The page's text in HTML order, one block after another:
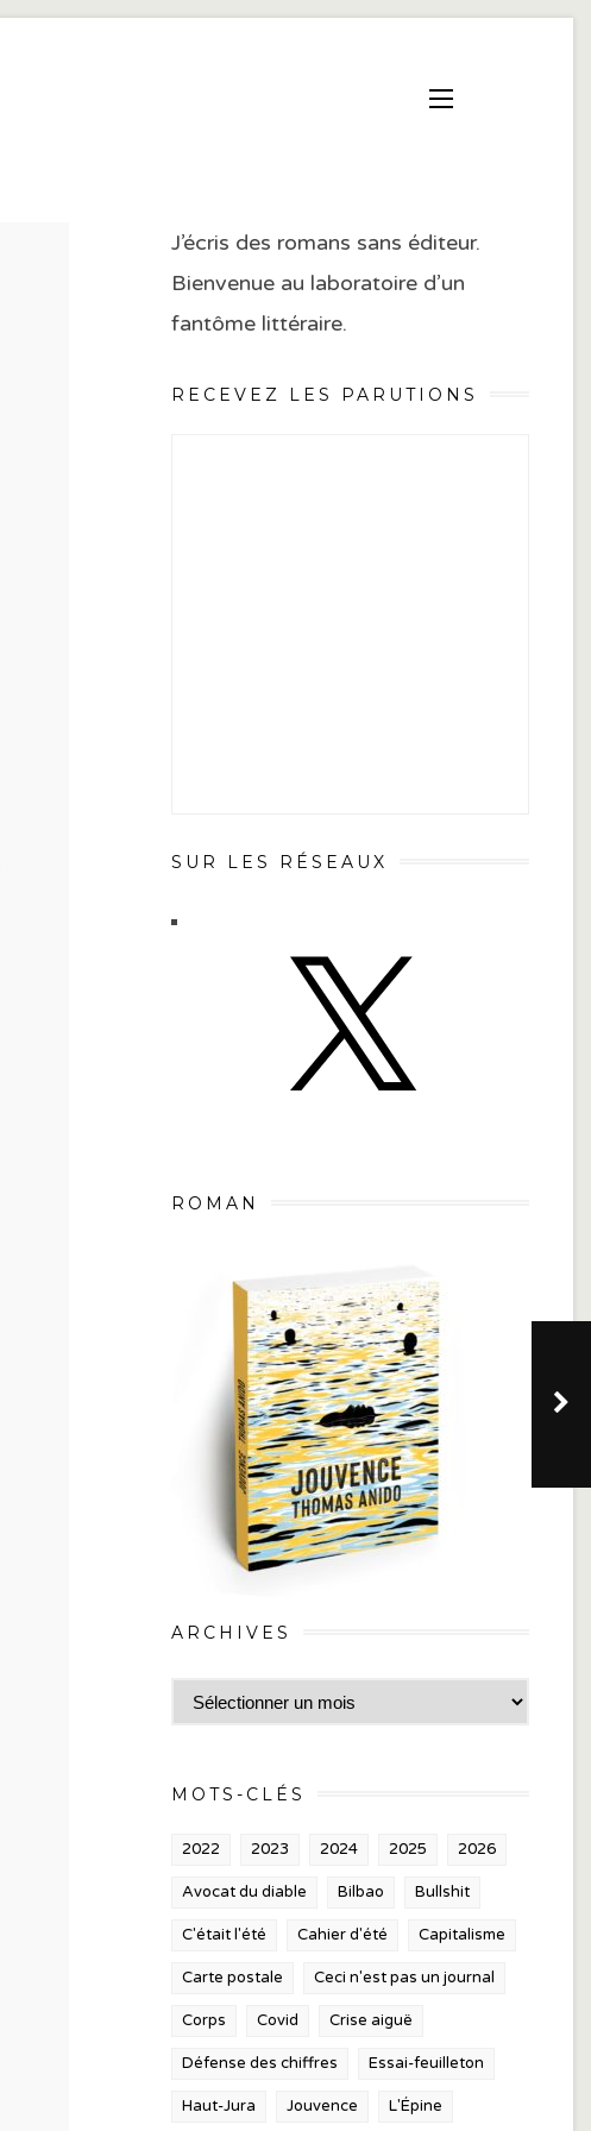
J’écris des romans sans éditeur.
Bienvenue au laboratoire d’un
fantôme littéraire.
RECEVEZ LES PARUTIONS
SUR LES RÉSEAUX
ROMAN
ARCHIVES
Archives
MOTS-CLÉS
2022 2023 2024 2025 2026
Avocat du diable Bilbao Bullshit
C'était l'été Cahier d'été Capitalisme
Carte postale Ceci n'est pas un journal
Corps Covid Crise aiguë
Défense des chiffres Essai-feuilleton
Haut-Jura Jouvence L'Épine